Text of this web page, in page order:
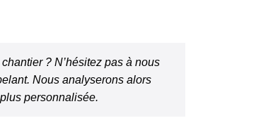
? N’hésitez pas à nous
Nous analyserons alors
personnalisée.